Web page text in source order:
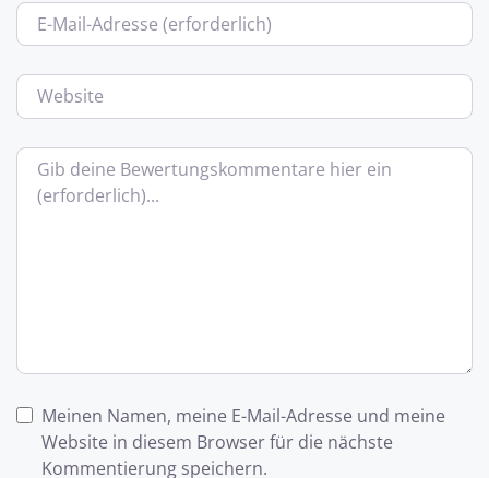
E-Mail
Website
Bewertungstext
Meinen Namen, meine E-Mail-Adresse und meine
Website in diesem Browser für die nächste
Kommentierung speichern.